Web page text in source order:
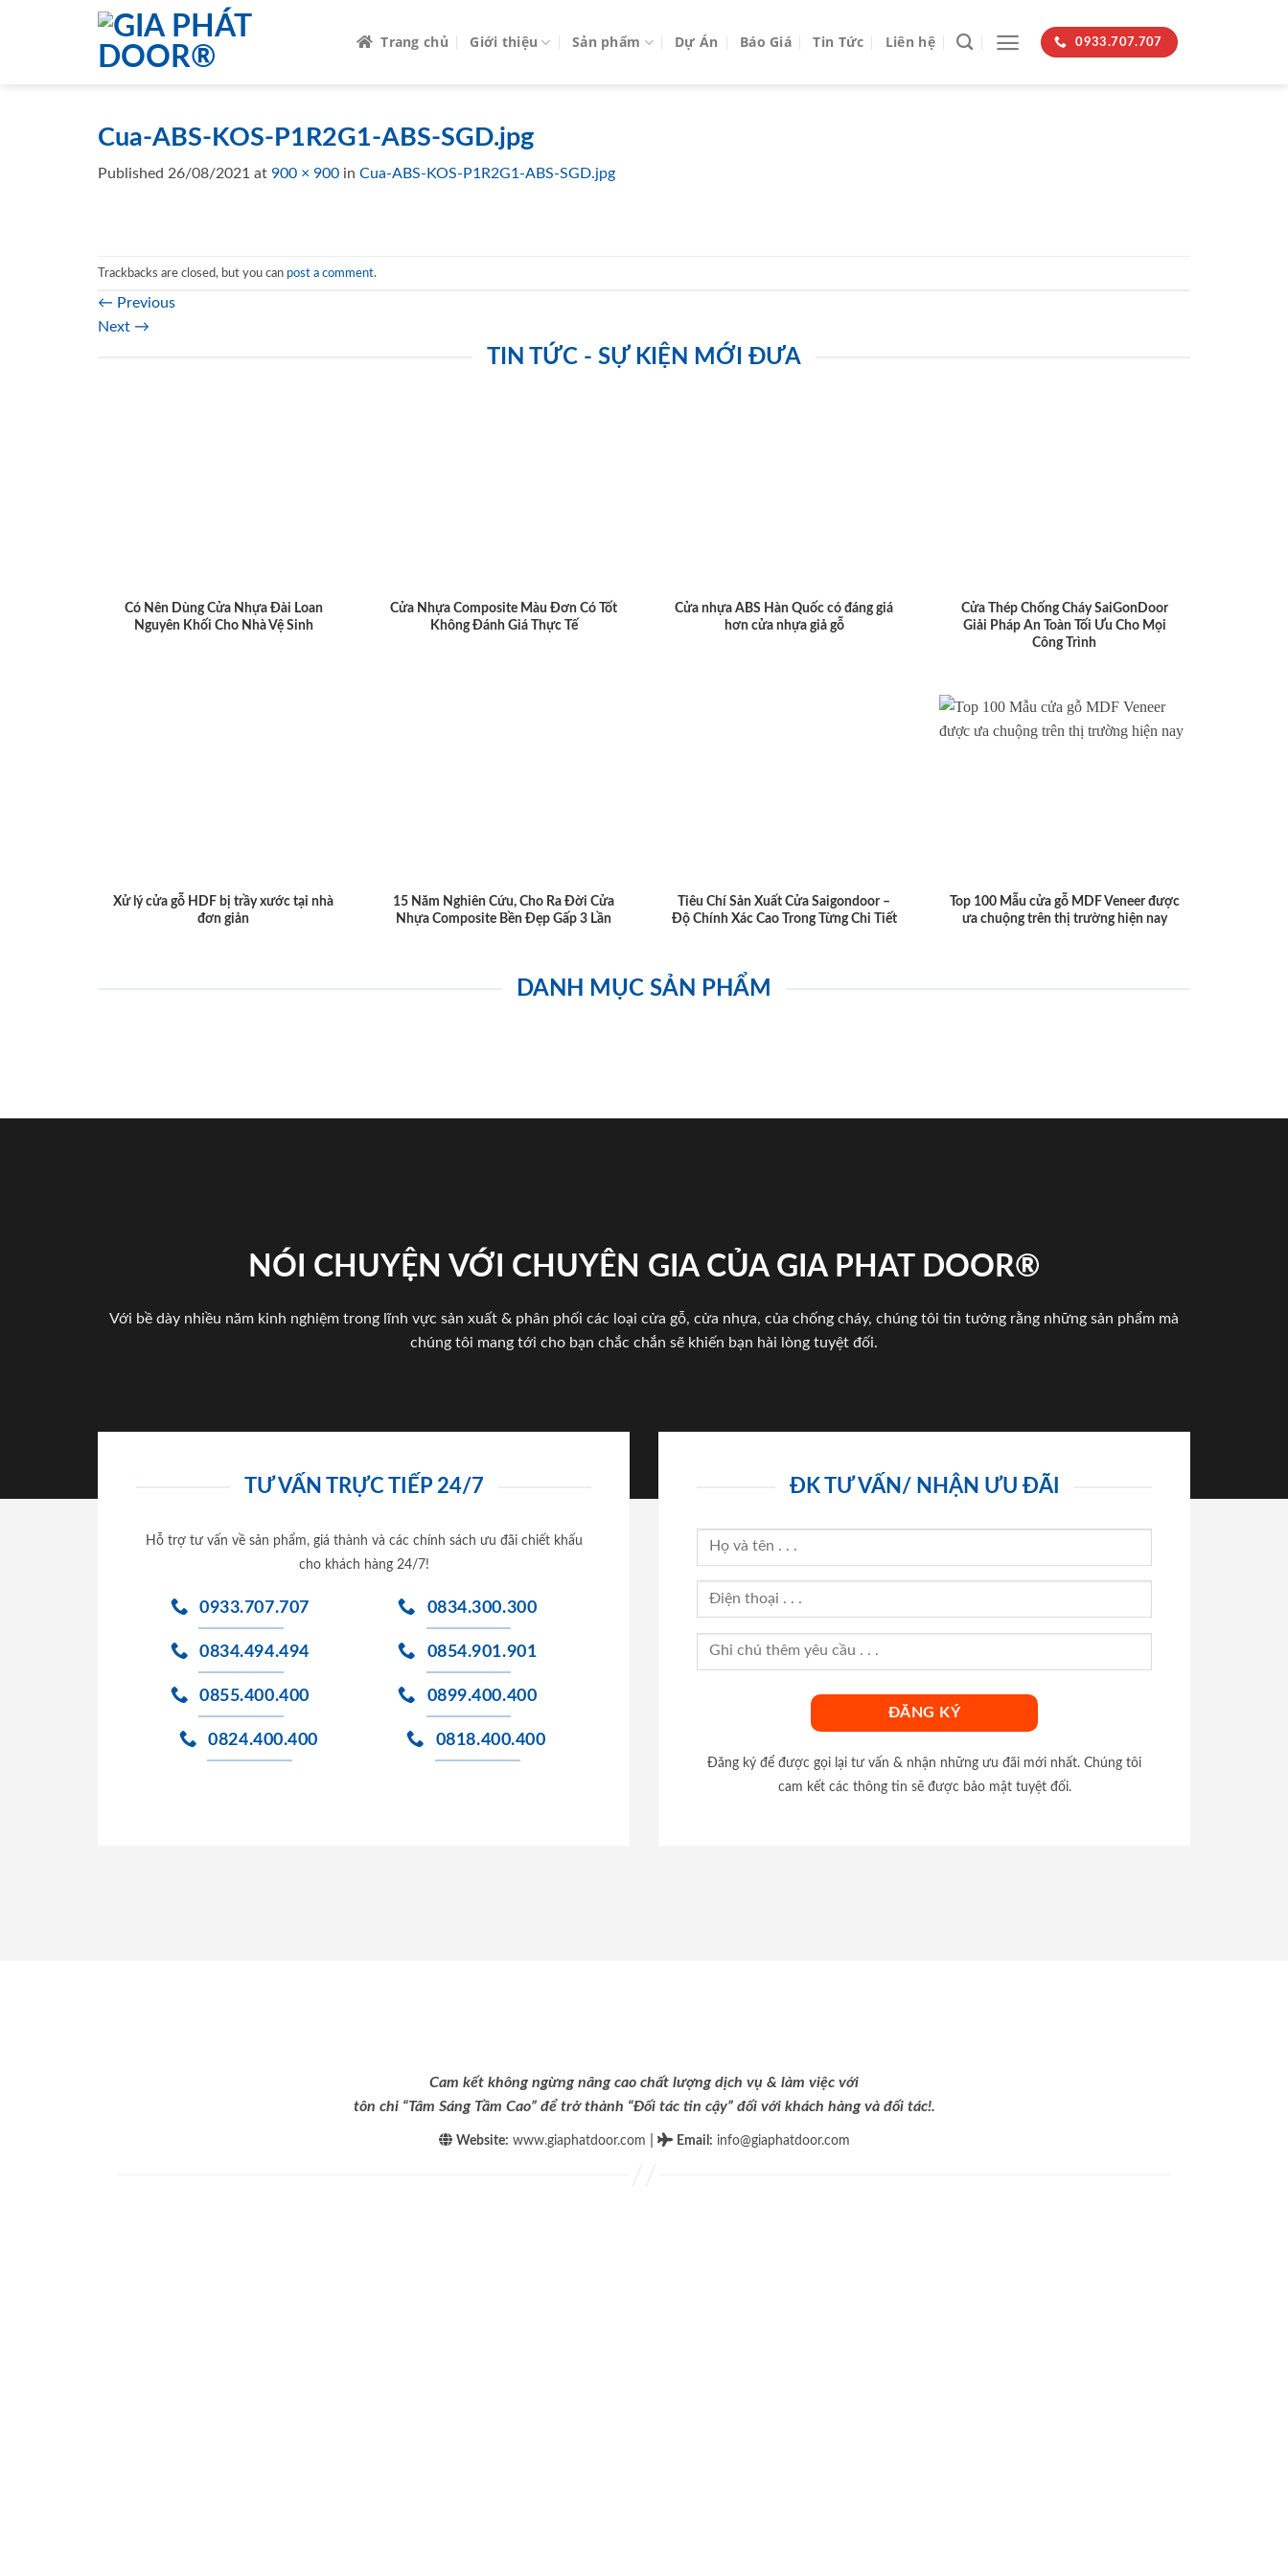
Trang chủ Giới thiệu Sản phẩm Dự Án Báo Giá Tin Tức Liên hệ 0933.707.707
Cua-ABS-KOS-P1R2G1-ABS-SGD.jpg
Published 26/08/2021 at 900 × 900 in Cua-ABS-KOS-P1R2G1-ABS-SGD.jpg
Trackbacks are closed, but you can post a comment.
← Previous
Next →
TIN TỨC - SỰ KIỆN MỚI ĐƯA
Có Nên Dùng Cửa Nhựa Đài Loan
Nguyên Khối Cho Nhà Vệ Sinh
Cửa Nhựa Composite Màu Đơn Có Tốt
Không Đánh Giá Thực Tế
Cửa nhựa ABS Hàn Quốc có đáng giá
hơn cửa nhựa giả gỗ
Cửa Thép Chống Cháy SaiGonDoor
Giải Pháp An Toàn Tối Ưu Cho Mọi
Công Trình
Xử lý cửa gỗ HDF bị trầy xước tại nhà
đơn giản
15 Năm Nghiên Cứu, Cho Ra Đời Cửa
Nhựa Composite Bền Đẹp Gấp 3 Lần
Tiêu Chí Sản Xuất Cửa Saigondoor –
Độ Chính Xác Cao Trong Từng Chi Tiết
Top 100 Mẫu cửa gỗ MDF Veneer được
ưa chuộng trên thị trường hiện nay
DANH MỤC SẢN PHẨM
NÓI CHUYỆN VỚI CHUYÊN GIA CỦA GIA PHAT DOOR®
Với bề dày nhiều năm kinh nghiệm trong lĩnh vực sản xuất & phân phối các loại cửa gỗ, cửa nhựa, của chống cháy, chúng tôi tin tưởng rằng những sản phẩm mà
chúng tôi mang tới cho bạn chắc chắn sẽ khiến bạn hài lòng tuyệt đối.
TƯ VẤN TRỰC TIẾP 24/7
Hỗ trợ tư vấn về sản phẩm, giá thành và các chính sách ưu đãi chiết khấu
cho khách hàng 24/7!
0933.707.707
0834.494.494
0855.400.400
0824.400.400
0834.300.300
0854.901.901
0899.400.400
0818.400.400
ĐK TƯ VẤN/ NHẬN ƯU ĐÃI
Đăng ký để được gọi lại tư vấn & nhận những ưu đãi mới nhất. Chúng tôi
cam kết các thông tin sẽ được bảo mật tuyệt đối.
Cam kết không ngừng nâng cao chất lượng dịch vụ & làm việc với
tôn chỉ “Tâm Sáng Tầm Cao” để trở thành “Đối tác tin cậy” đối với khách hàng và đối tác!.
Website: www.giaphatdoor.com Email : info@giaphatdoor.com